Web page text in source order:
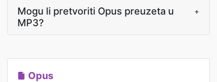
Mogu li pretvoriti Opus preuzeta u
MP3?
+
Opus